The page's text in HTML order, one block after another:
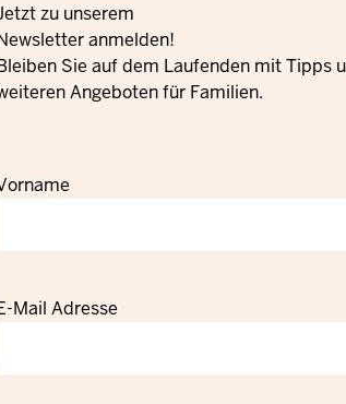
zu unserem
anmelden!
Sie auf dem Laufenden mit Tipps
Angeboten für Familien.
Mail Adresse